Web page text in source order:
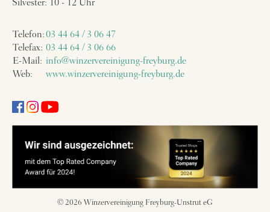
Silvester: 10 - 12 Uhr
Telefon:03 44 64 / 3 06 47
Telefax: 03 44 64 / 3 06 66
E-Mail: info@winzervereinigung-freyburg.de
Web:
www.winzervereinigung-freyburg.de
© 2026 Winzervereinigung Freyburg-Unstrut eG